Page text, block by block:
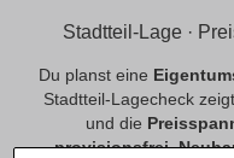
Stadtteil-Lage ·
Du planst eine
Stadtteil-Lagecheck zeigt
und die
provisionsfrei,